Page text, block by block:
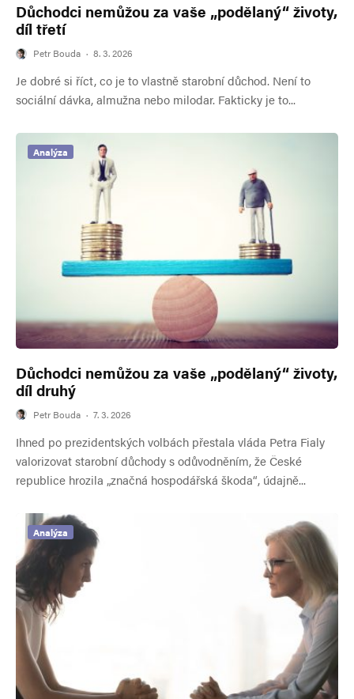
Důchodci nemůžou za vaše „podělaný“ životy,
díl třetí
Petr Bouda · 8. 3. 2026
Je dobré si říct, co je to vlastně starobní důchod. Není to
sociální dávka, almužna nebo milodar. Fakticky je to...
Analýza
Důchodci nemůžou za vaše „podělaný“ životy,
díl druhý
Petr Bouda · 7. 3. 2026
Ihned po prezidentských volbách přestala vláda Petra Fialy
valorizovat starobní důchody s odůvodněním, že České
republice hrozila „značná hospodářská škoda“, údajně...
Analýza